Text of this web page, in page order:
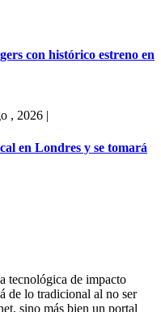
con histórico estreno en
, 2026
en Londres y se tomará
tecnológica de impacto
de lo tradicional al no ser
sino más bien un portal